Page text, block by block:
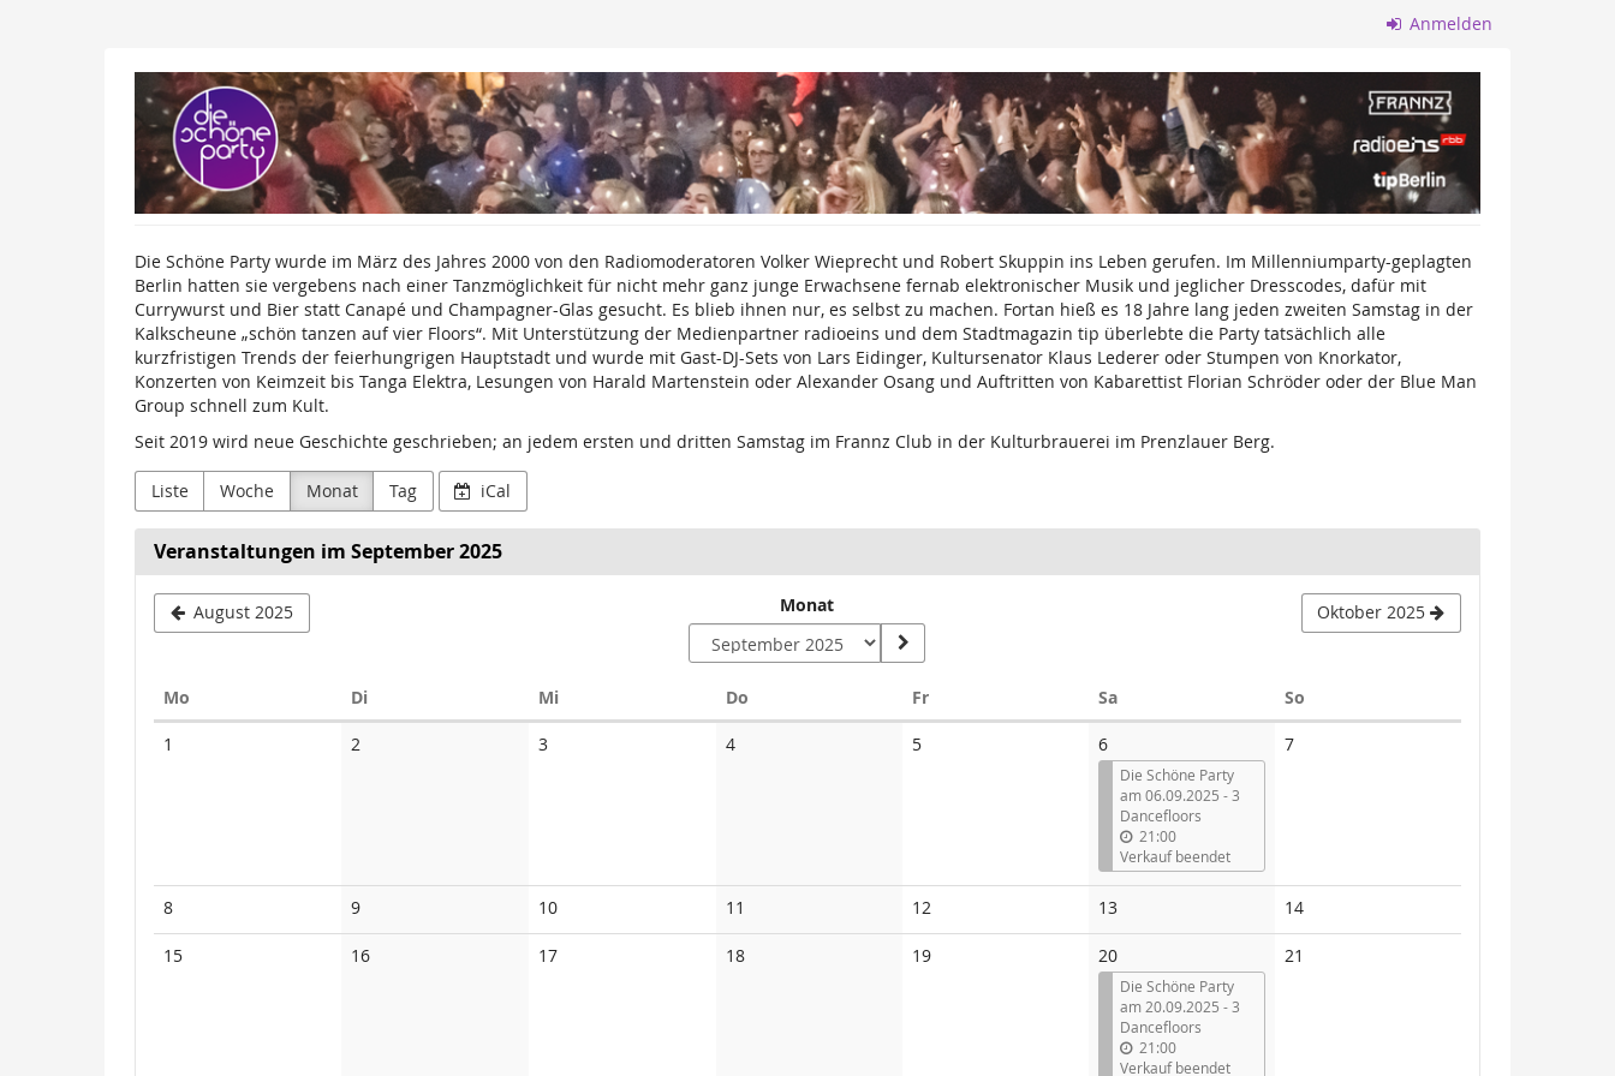
Anmelden
Die
Schöne
Party
GmbH
Die Schöne Party wurde im März des Jahres 2000 von den Radiomoderatoren Volker Wieprecht und Robert Skuppin ins Leben gerufen. Im Millenniumparty-geplagten
Berlin hatten sie vergebens nach einer Tanzmöglichkeit für nicht mehr ganz junge Erwachsene fernab elektronischer Musik und jeglicher Dresscodes, dafür mit
Currywurst und Bier statt Canapé und Champagner-Glas gesucht. Es blieb ihnen nur, es selbst zu machen. Fortan hieß es 18 Jahre lang jeden zweiten Samstag in der
Kalkscheune „schön tanzen auf vier Floors“. Mit Unterstützung der Medienpartner radioeins und dem Stadtmagazin tip überlebte die Party tatsächlich alle
kurzfristigen Trends der feierhungrigen Hauptstadt und wurde mit Gast-DJ-Sets von Lars Eidinger, Kultursenator Klaus Lederer oder Stumpen von Knorkator,
Konzerten von Keimzeit bis Tanga Elektra, Lesungen von Harald Martenstein oder Alexander Osang und Auftritten von Kabarettist Florian Schröder oder der Blue Man
Group schnell zum Kult.
Seit 2019 wird neue Geschichte geschrieben; an jedem ersten und dritten Samstag im Frannz Club in der Kulturbrauerei im Prenzlauer Berg.
Liste Woche Monat Tag iCal
Veranstaltungen im September 2025
August 2025 Monat Oktober 2025
Mo DiDienstag MiMittwoch Do FrFreitag SaSamstag So
1 2 3Keine
4Keine
5Keine
6
Die Schöne Party
am 06.09.2025 - 3
Dancefloors
21:00
Verkauf beendet
7Keine
8Keine
Veranstaltungen
9Keine
Veranstaltungen
10Keine
Veranstaltungen
11
Veranstaltungen
12
Veranstaltungen
13Keine
Veranstaltungen
14Keine
Veranstaltungen
15Keine
16Keine
17Keine
18Keine
19Keine
20
Die Schöne Party
am 20.09.2025 - 3
Dancefloors
21:00
Verkauf beendet
21